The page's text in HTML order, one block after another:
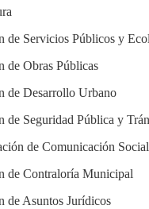
de Servicios Públicos y
de Obras Públicas
de Desarrollo Urbano
de Seguridad Pública y
de Comunicación Social
de Contraloría Municipal
de Asuntos Jurídicos